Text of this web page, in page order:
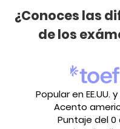
¿Conoces las
de los
Popular en EE.UU.
Acento
Puntaje del 0